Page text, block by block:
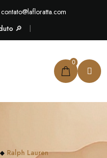
contato@lafloratta.com
🔎
0
Ralph Lauren